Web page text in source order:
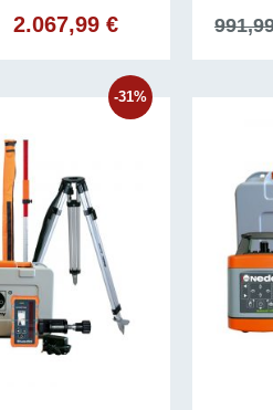
Ursprünglicher
3.191,99 €
2.067,99 €Aktueller
ist:
2.067,99 €.
-31%